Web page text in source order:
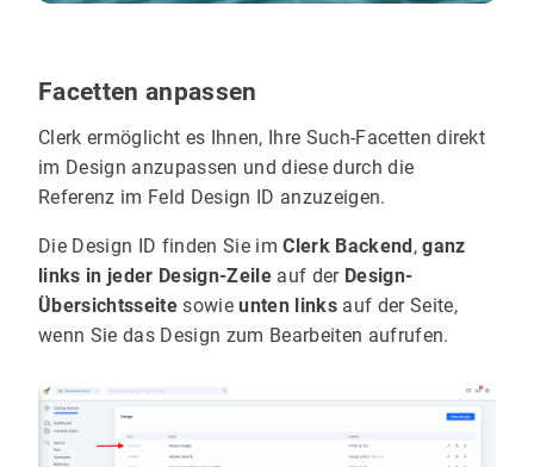
Facetten anpassen
Clerk ermöglicht es Ihnen, Ihre Such-Facetten direkt
im Design anzupassen und diese durch die
Referenz im Feld Design ID anzuzeigen.
Die Design ID finden Sie imClerk Backend,ganz
links in jeder Design-Zeileauf der Design-
Übersichtsseitesowieunten linksauf der Seite,
wenn Sie das Design zum Bearbeiten aufrufen.